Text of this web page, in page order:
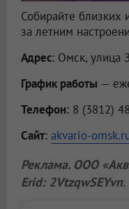
Собирайте
за летним
Адрес: Омск, улица
График работы —
Телефон: 8 (3812)
Сайт: akvario-
Реклама. ООО
Erid: 2VtzqwSEYvn.